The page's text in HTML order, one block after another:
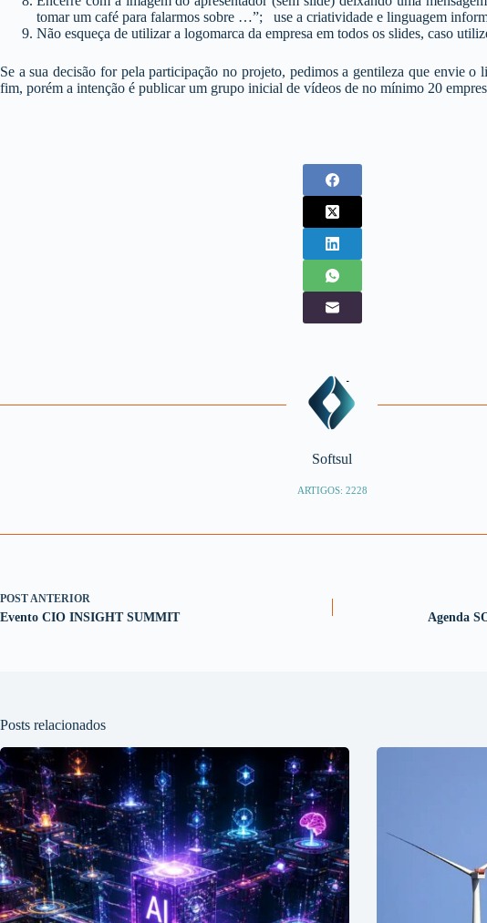
tomar um café para falarmos sobre …”; use a criatividade e linguagem
Não esqueça de utilizar a logomarca da empresa em todos os slides, caso
Se a sua decisão for pela participação no projeto, pedimos a gentileza que envie
fim, porém a intenção é publicar um grupo inicial de vídeos de no mínimo 20
Softsul
ARTIGOS: 2228
POST ANTERIOR
Evento CIO INSIGHT SUMMIT Agenda
Posts relacionados